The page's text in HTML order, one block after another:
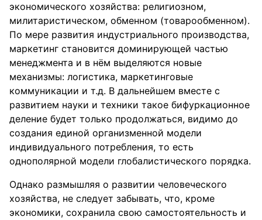
экономического хозяйства: религиозном,
милитаристическом, обменном (товарообменном).
По мере развития индустриального производства,
маркетинг становится доминирующей частью
менеджмента и в нём выделяются новые
механизмы: логистика, маркетинговые
коммуникации и т.д. В дальнейшем вместе с
развитием науки и техники такое бифуркационное
деление будет только продолжаться, видимо до
создания единой организменной модели
индивидуального потребления, то есть
однополярной модели глобалистического порядка.
Однако размышляя о развитии человеческого
хозяйства, не следует забывать, что, кроме
экономики, сохранила свою самостоятельность и